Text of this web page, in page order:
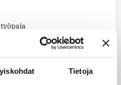
Tietoja
ja tanssikoulu
Tramtastic!
ja tanssikoulu
Tramtastic!